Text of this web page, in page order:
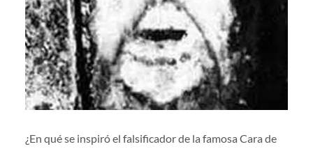
¿En qué se inspiró el falsificador de la famosa Cara de